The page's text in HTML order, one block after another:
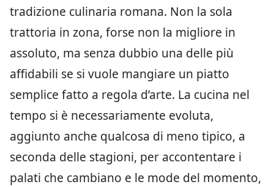
tradizione culinaria romana. Non la sola
trattoria in zona, forse non la migliore in
assoluto, ma senza dubbio una delle più
affidabili se si vuole mangiare un piatto
semplice fatto a regola d’arte. La cucina nel
tempo si è necessariamente evoluta,
aggiunto anche qualcosa di meno tipico, a
seconda delle stagioni, per accontentare i
palati che cambiano e le mode del momento,